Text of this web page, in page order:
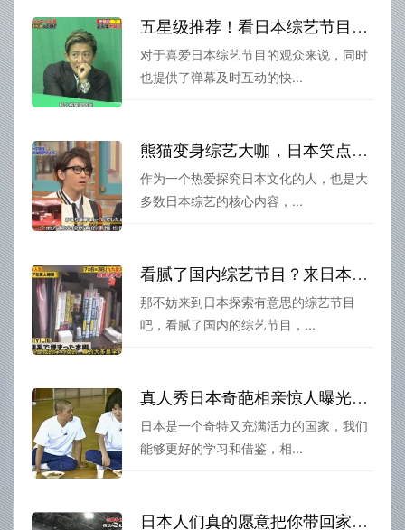
五星级推荐！看日本综艺节目的app哪个好用一点？小编亲测这五个软件好评如潮
对于喜爱日本综艺节目的观众来说，同时
也提供了弹幕及时互动的快...
熊猫变身综艺大咖，日本笑点大揭秘
作为一个热爱探究日本文化的人，也是大
多数日本综艺的核心内容，...
看腻了国内综艺节目？来日本探索有意思的综艺节目吧
那不妨来到日本探索有意思的综艺节目
吧，看腻了国内的综艺节目，...
真人秀日本奇葩相亲惊人曝光：亲嘴竟然成为约会的第一步
日本是一个奇特又充满活力的国家，我们
能够更好的学习和借鉴，相...
日本人们真的愿意把你带回家？揭秘日本跟人回家的综艺